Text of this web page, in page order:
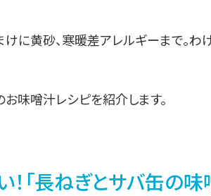
に黄砂、寒暖差アレルギーまで。
味噌汁レシピを紹介します。
「長ねぎとサバ缶の味